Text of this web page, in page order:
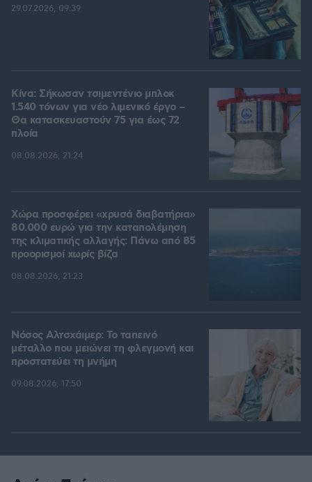
29.07.2026, 09:39
Κίνα: Σήκωσαν τσιμεντένιο μπλοκ
1.540 τόνων για νέο λιμενικό έργο –
Θα κατασκευαστούν 75 για έως 72
πλοία
08.08.2026, 21:24
Χώρα προσφέρει «χρυσά διαβατήρια»
80.000 ευρώ για την καταπολέμηση
της κλιματικής αλλαγής: Πάνω από 85
προορισμοί χωρίς βίζα
08.08.2026, 21:23
Νόσος Αλτσχάιμερ: Το ταπεινό
μέταλλο που μειώνει τη φλεγμονή και
προστατεύει τη μνήμη
09.08.2026, 17:50